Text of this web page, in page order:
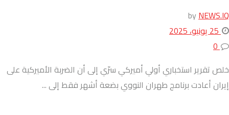
byNEWS.IQ
25 يونيو، 2025
0
خلص تقرير استخباري أولي أميركي سرّي إلى أن الضربة الأميركية على
إيران أعادت برنامج طهران النووي بضعة أشهر فقط إلى ...